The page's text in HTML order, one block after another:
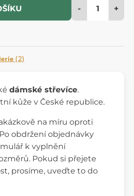
- +
(2)
dámské střevíce.
kůže v České republice.
na míru oproti
obdržení objednávky
k vyplnění
Pokud si přejete
prosíme, uveďte to do